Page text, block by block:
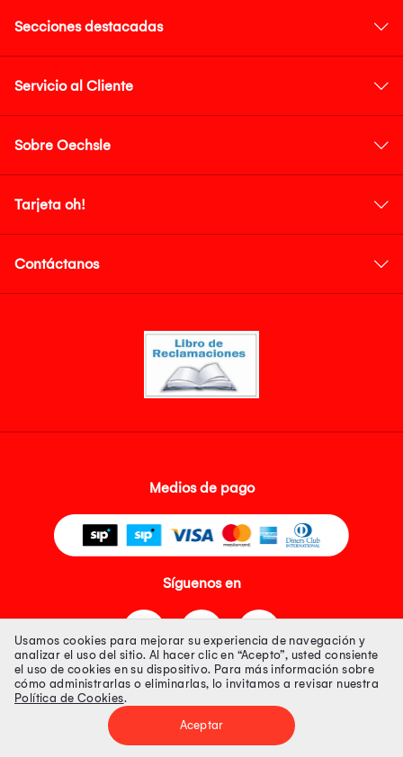
Secciones destacadas
Servicio al Cliente
Sobre Oechsle
Tarjeta oh!
Contáctanos
Medios de pago
Síguenos en
Tienda 100% Segura
Tiendas Peruanas S.A. R.U.C. Nº 20493020618. Todos los derechos
Usamos cookies para mejorar su experiencia de navegación y
analizar el uso del sitio. Al hacer clic en “Acepto”, usted consiente
el uso de cookies en su dispositivo. Para más información sobre
cómo administrarlas o eliminarlas, lo invitamos a revisar nuestra
Política de Cookies.
Aceptar